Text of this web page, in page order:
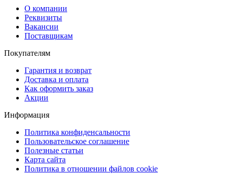
О компании
Реквизиты
Вакансии
Поставщикам
Покупателям
Гарантия и возврат
Доставка и оплата
Как оформить заказ
Акции
Информация
Политика конфиденсальности
Пользовательское соглашение
Полезные статьи
Карта сайта
Политика в отношении файлов cookie